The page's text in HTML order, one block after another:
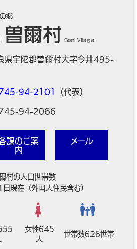
宇陀郡曽爾村大字今井495-
94-2101 （代表）
94-2066
課のご案
内
メール
村の人口世帯数
日現在 （外国人住民含む）
女性645
人
世帯数626世帯